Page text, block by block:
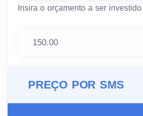
Insira o orçamento a ser
PREÇO POR SMS